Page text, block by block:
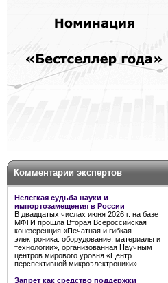
Комментарии экспертов
Нелегкая судьба науки и
импортозамещения в России
В двадцатых числах июня 2026 г. на базе
МФТИ прошла Вторая Всероссийская
конференция «Печатная и гибкая
электроника: оборудование, материалы и
технологии», организованная Научным
центров мирового уровня «Центр
перспективной микроэлектроники».
Запрет как средство поддержки